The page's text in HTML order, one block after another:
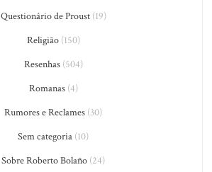
Questionário de Proust(19)
Religião(150)
Resenhas(504)
Romanas(4)
Rumores e Reclames (30)
Sem categoria (10)
Sobre Roberto Bolaño (24)